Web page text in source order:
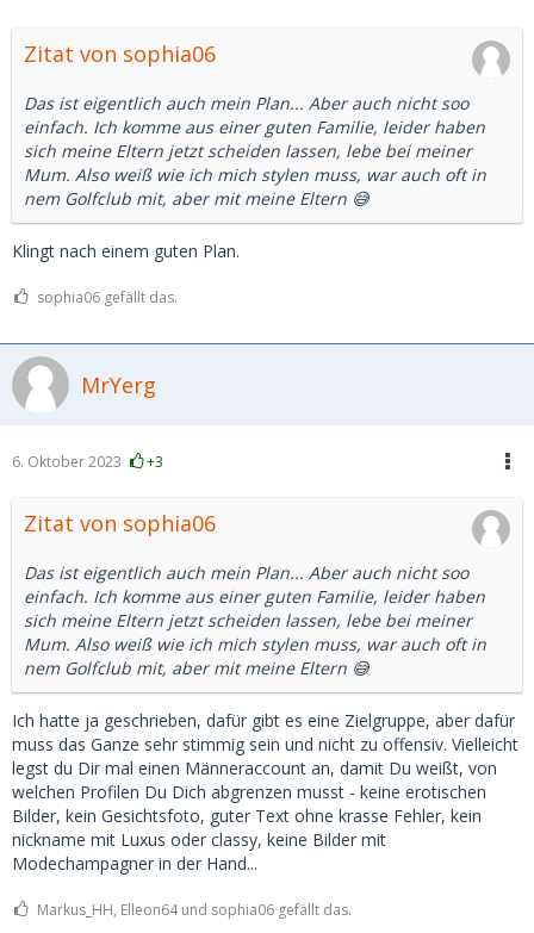
Zitat von sophia06
Das ist eigentlich auch mein Plan... Aber auch nicht soo
einfach. Ich komme aus einer guten Familie, leider haben
sich meine Eltern jetzt scheiden lassen, lebe bei meiner
Mum. Also weiß wie ich mich stylen muss, war auch oft in
nem Golfclub mit, aber mit meine Eltern 😅
Klingt nach einem guten Plan.
sophia06 gefällt das.
MrYerg
6. Oktober 2023 +3
Zitat von sophia06
Das ist eigentlich auch mein Plan... Aber auch nicht soo
einfach. Ich komme aus einer guten Familie, leider haben
sich meine Eltern jetzt scheiden lassen, lebe bei meiner
Mum. Also weiß wie ich mich stylen muss, war auch oft in
nem Golfclub mit, aber mit meine Eltern 😅
Ich hatte ja geschrieben, dafür gibt es eine Zielgruppe, aber dafür
muss das Ganze sehr stimmig sein und nicht zu offensiv. Vielleicht
legst du Dir mal einen Männeraccount an, damit Du weißt, von
welchen Profilen Du Dich abgrenzen musst - keine erotischen
Bilder, kein Gesichtsfoto, guter Text ohne krasse Fehler, kein
nickname mit Luxus oder classy, keine Bilder mit
Modechampagner in der Hand...
Markus_HH, Elleon64 und sophia06 gefällt das.